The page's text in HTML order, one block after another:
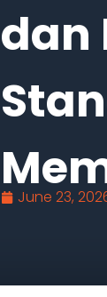
dan
June 23,